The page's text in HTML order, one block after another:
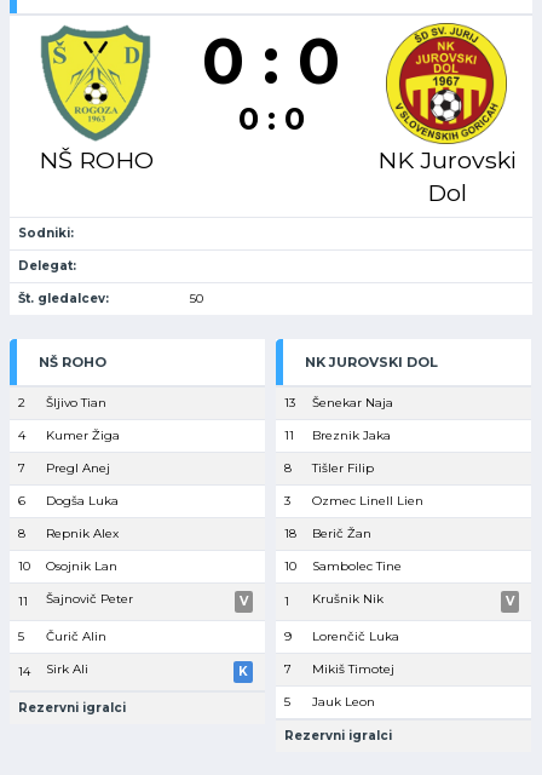
NŠ ROHO
0 : 0
0 : 0
NK Jurovski
Dol
Sodniki:
Delegat:
Št. gledalcev: 50
NŠ ROHO
2 Šljivo Tian
4 Kumer Žiga
7 Pregl Anej
6 Dogša Luka
8 Repnik Alex
10 Osojnik Lan
11 Šajnovič Peter V
5 Čurič Alin
14 Sirk Ali K
Rezervni igralci
NK JUROVSKI DOL
13 Šenekar Naja
11 Breznik Jaka
8 Tišler Filip
3 Ozmec Linell Lien
18 Berič Žan
10 Sambolec Tine
1 Krušnik Nik V
9 Lorenčič Luka
7 Mikiš Timotej
5 Jauk Leon
Rezervni igralci